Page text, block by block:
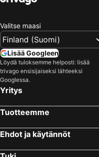
Valitse maasi
Lisää Googleen
Löydä tuloksemme helposti: lisää
trivago ensisijaiseksi lähteeksi
Googlessa.
Yritys
Tuotteemme
Ehdot ja käytännöt